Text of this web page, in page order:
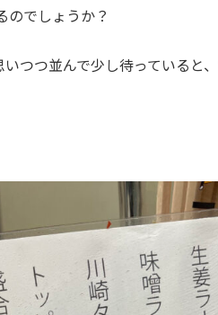
のでしょうか？
つつ並んで少し待っていると